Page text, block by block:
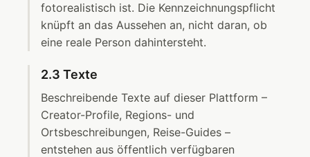
fotorealistisch ist. Die Kennzeichnungspflicht
knüpft an das Aussehen an, nicht daran, ob
eine reale Person dahintersteht.
2.3 Texte
Beschreibende Texte auf dieser Plattform –
Creator-Profile, Regions- und
Ortsbeschreibungen, Reise-Guides –
entstehen aus öffentlich verfügbaren